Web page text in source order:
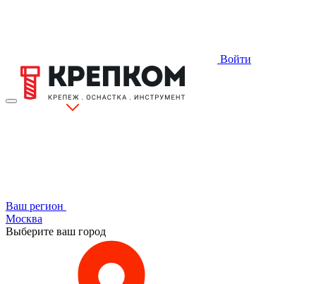
Войти
Ваш регион
Москва
Выберите ваш город